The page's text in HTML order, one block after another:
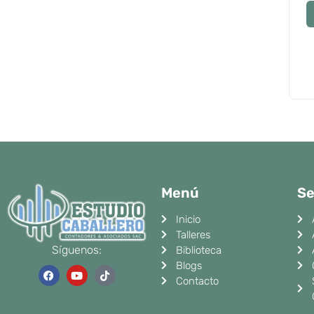
Síguenos:
F
a
c
Y
o
u
T
i
Menú
Inicio
Talleres
Biblioteca
Blogs
Contacto